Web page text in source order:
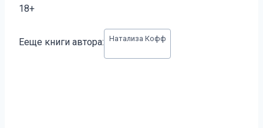
18+
записи:
Ееще книги автора: Натализа Кофф